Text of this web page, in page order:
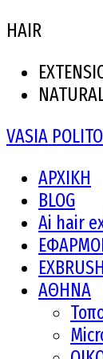
HAIR
VASIA
ΑΡΧΙΚΗ
BLOG
Ai hair
EXBRUSH
ΑΘΗΝΑ